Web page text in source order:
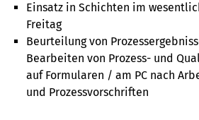
Einsatz in Schichten im
Freitag
Beurteilung von
Bearbeiten von Prozess- und
auf Formularen / am PC nach
und Prozessvorschriften